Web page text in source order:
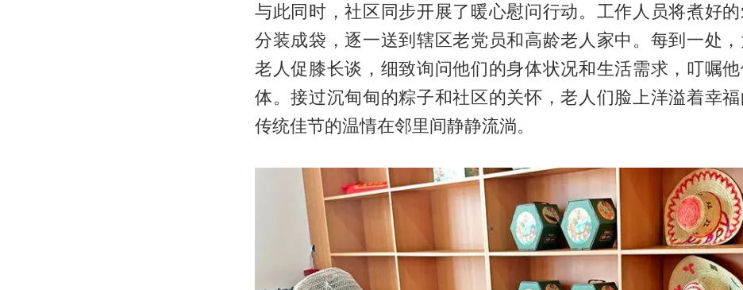
与此同时，社区同步开展了暖心慰问行动。工作人员将煮好
分装成袋，逐一送到辖区老党员和高龄老人家中。每到一处
老人促膝长谈，细致询问他们的身体状况和生活需求，叮嘱
体。接过沉甸甸的粽子和社区的关怀，老人们脸上洋溢着幸福
传统佳节的温情在邻里间静静流淌。